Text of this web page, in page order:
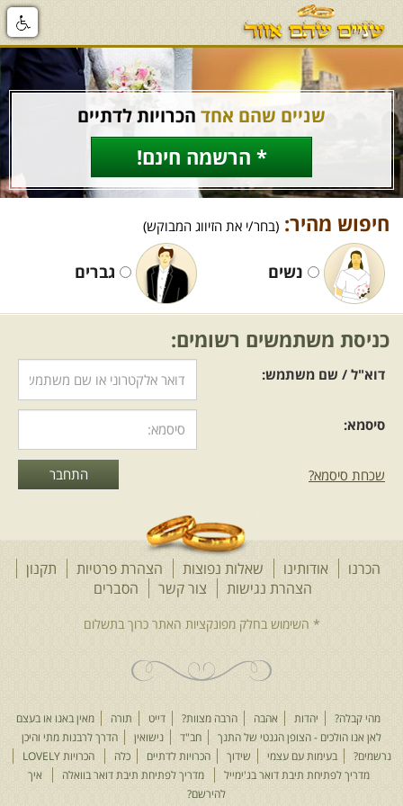
שניים שהם אחד הכרויות לדתיים
* הרשמה חינם!
חיפוש מהיר: (בחר/י את הזיווג המבוקש)
נשים גברים
כניסת משתמשים רשומים:
דוא"ל / שם משתמש:
סיסמא:
שכחת סיסמא?
הכרנו אודותינו שאלות נפוצות הצהרת פרטיות
תקנון
הצהרת נגישות
צור קשר הסברים
מהי קבלה? יהדות אהבה הרבה מצוות? דייט תורה
מאין באנו או בעצם
לאן אנו הולכים - הצופן הגנטי של התנך
חב"ד נישואין
הדרך לרבנות מתי והיכן
נרשמים?
בעימות עם עצמי שידוך הכרויות לדתיים כלה
הכרויות LOVELY
מדריך לפתיחת תיבת דואר בג'ימייל
מדריך לפתיחת תיבת דואר בוואלה
איך
להירשם?